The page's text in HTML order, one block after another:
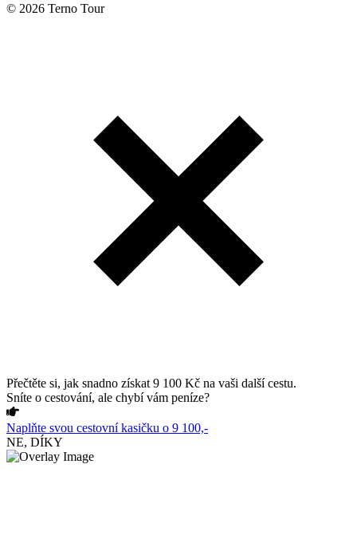
© 2026 Terno Tour
Přečtěte si, jak snadno získat 9 100 Kč na vaši další cestu.
Sníte o cestování, ale chybí vám peníze?
Naplňte svou cestovní kasičku o 9 100,-
NE, DÍKY